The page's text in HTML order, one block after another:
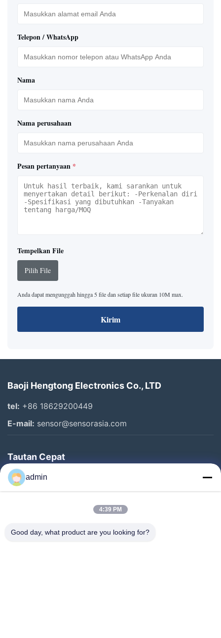
Telepon / WhatsApp
Nama
Nama perusahaan
Pesan pertanyaan *
Tempelkan File
Pilih File
Anda dapat mengunggah hingga 5 file dan setiap file ukuran 10M max.
Kirim
Baoji Hengtong Electronics Co., LTD
tel: +86 18629200449
E-mail: sensor@sensorasia.com
Tautan Cepat
Rumah
Produk
Tentang Kami
admin
4:39 PM
Good day, what product are you looking for?